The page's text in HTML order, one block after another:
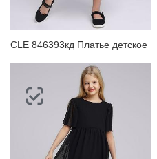
CLE 846393кд Платье детское